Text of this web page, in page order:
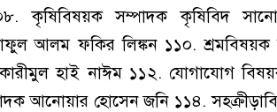
কৃষিবিষয়ক সম্পাদক কৃষিবিদ
আলম ফকির লিঙ্কন ১১০. শ্রমবিষয়ক
হাই নাঈম ১১২. যোগাযোগ
আনোয়ার হোসেন জনি ১১৪.